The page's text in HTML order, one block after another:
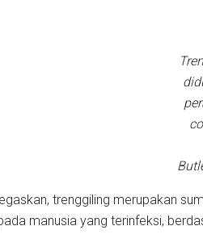
trenggiling merupakan
manusia yang terinfeksi,